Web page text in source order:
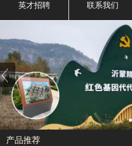
英才招聘 联系我们
产品推荐